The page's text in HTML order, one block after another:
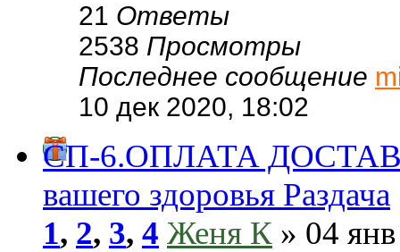
21 Ответы
2538 Просмотры
Последнее сообщение
10 дек 2020, 18:02
СП-6.ОПЛАТА
вашего здоровья Раздача
1, 2, 3, 4 Женя К » 04